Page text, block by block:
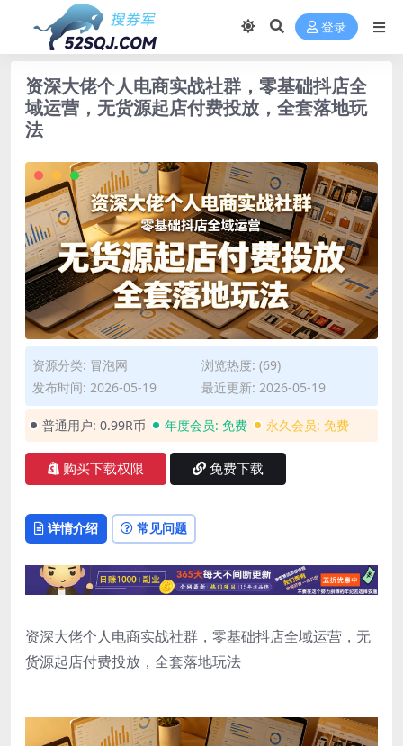
登录
资深大佬个人电商实战社群，零基础抖店全
域运营，无货源起店付费投放，全套落地玩
法
资源分类: 冒泡网
浏览热度: (69)
发布时间: 2026-05-19
最近更新: 2026-05-19
普通用户: 0.99R币 年度会员: 免费 永久会员: 免费
购买下载权限 免费下载
详情介绍 常见问题
资深大佬个人电商实战社群，零基础抖店全域运营，无
货源起店付费投放，全套落地玩法